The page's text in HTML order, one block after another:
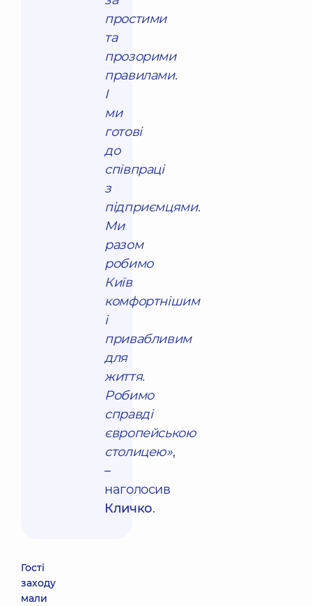
простими
та
прозорими
правилами.
І
ми
готові
до
співпраці
з
підприємцями.
Ми
разом
робимо
Київ
комфортнішим
і
привабливим
для
життя.
Робимо
справді
європейською
столицею»,
–
наголосив
Кличко.
Гості
заходу
мали